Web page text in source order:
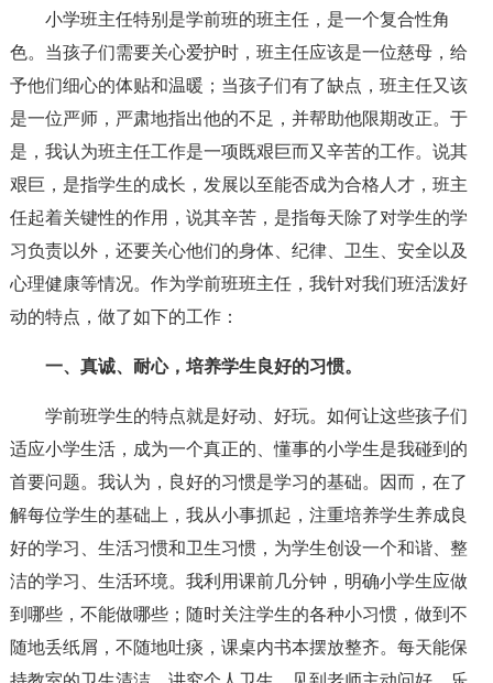
小学班主任特别是学前班的班主任，是一个复合性角
色。当孩子们需要关心爱护时，班主任应该是一位慈母，给
予他们细心的体贴和温暖；当孩子们有了缺点，班主任又该
是一位严师，严肃地指出他的不足，并帮助他限期改正。于
是，我认为班主任工作是一项既艰巨而又辛苦的工作。说其
艰巨，是指学生的成长，发展以至能否成为合格人才，班主
任起着关键性的作用，说其辛苦，是指每天除了对学生的学
习负责以外，还要关心他们的身体、纪律、卫生、安全以及
心理健康等情况。作为学前班班主任，我针对我们班活泼好
动的特点，做了如下的工作：
一、真诚、耐心，培养学生良好的习惯。
学前班学生的特点就是好动、好玩。如何让这些孩子们
适应小学生活，成为一个真正的、懂事的小学生是我碰到的
首要问题。我认为，良好的习惯是学习的基础。因而，在了
解每位学生的基础上，我从小事抓起，注重培养学生养成良
好的学习、生活习惯和卫生习惯，为学生创设一个和谐、整
洁的学习、生活环境。我利用课前几分钟，明确小学生应做
到哪些，不能做哪些；随时关注学生的各种小习惯，做到不
随地丢纸屑，不随地吐痰，课桌内书本摆放整齐。每天能保